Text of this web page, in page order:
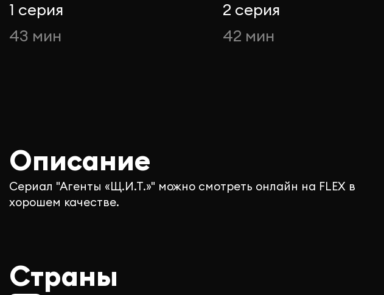
1 серия
43 мин
2 серия
42 мин
Описание
Сериал "Агенты «Щ.И.Т.»" можно смотреть онлайн на FLEX в
хорошем качестве.
Страны